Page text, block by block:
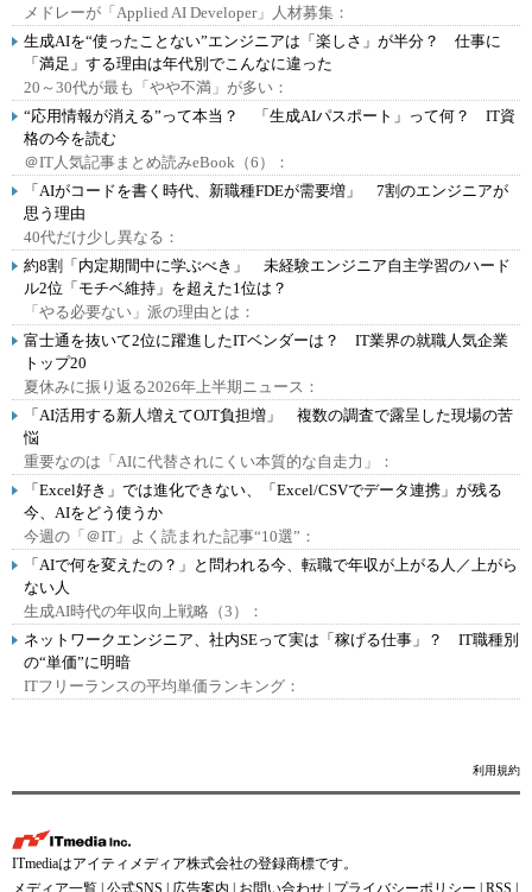
メドレーが「Applied AI Developer」人材募集：
生成AIを“使ったことない”エンジニアは「楽しさ」が半分？ 仕事に
「満足」する理由は年代別でこんなに違った
20～30代が最も「やや不満」が多い：
“応用情報が消える”って本当？ 「生成AIパスポート」って何？ IT資
格の今を読む
＠IT人気記事まとめ読みeBook（6）：
「AIがコードを書く時代、新職種FDEが需要増」 7割のエンジニアが
思う理由
40代だけ少し異なる：
約8割「内定期間中に学ぶべき」 未経験エンジニア自主学習のハード
ル2位「モチベ維持」を超えた1位は？
「やる必要ない」派の理由とは：
富士通を抜いて2位に躍進したITベンダーは？ IT業界の就職人気企業
トップ20
夏休みに振り返る2026年上半期ニュース：
「AI活用する新人増えてOJT負担増」 複数の調査で露呈した現場の苦
悩
重要なのは「AIに代替されにくい本質的な自走力」：
「Excel好き」では進化できない、「Excel/CSVでデータ連携」が残る
今、AIをどう使うか
今週の「＠IT」よく読まれた記事“10選”：
「AIで何を変えたの？」と問われる今、転職で年収が上がる人／上がら
ない人
生成AI時代の年収向上戦略（3）：
ネットワークエンジニア、社内SEって実は「稼げる仕事」？ IT職種別
の“単価”に明暗
ITフリーランスの平均単価ランキング：
利用規約
ITmediaはアイティメディア株式会社の登録商標です。